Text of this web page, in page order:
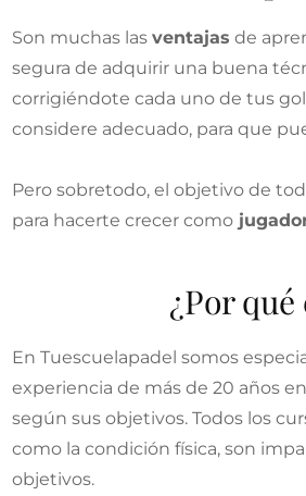
Son muchas las ventajas de
segura de adquirir una buena
corrigiéndote cada uno de tus
considere adecuado, para que
Pero sobretodo, el objetivo de
para hacerte crecer como
¿Por
En Tuescuelapadel somos
experiencia de más de 20 años
según sus objetivos. Todos los
como la condición física, son
objetivos.